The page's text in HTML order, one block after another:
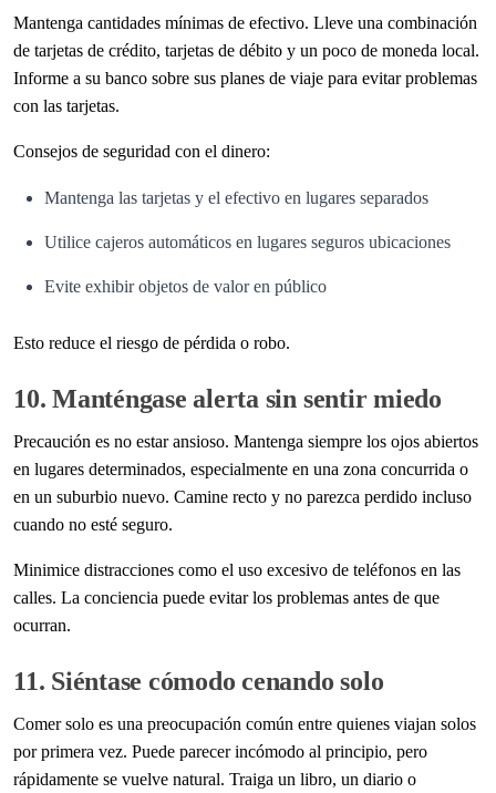
Mantenga cantidades mínimas de efectivo. Lleve una combinación
de tarjetas de crédito, tarjetas de débito y un poco de moneda local.
Informe a su banco sobre sus planes de viaje para evitar problemas
con las tarjetas.
Consejos de seguridad con el dinero:
Mantenga las tarjetas y el efectivo en lugares separados
Utilice cajeros automáticos en lugares seguros ubicaciones
Evite exhibir objetos de valor en público
Esto reduce el riesgo de pérdida o robo.
10. Manténgase alerta sin sentir miedo
Precaución es no estar ansioso. Mantenga siempre los ojos abiertos
en lugares determinados, especialmente en una zona concurrida o
en un suburbio nuevo. Camine recto y no parezca perdido incluso
cuando no esté seguro.
Minimice distracciones como el uso excesivo de teléfonos en las
calles. La conciencia puede evitar los problemas antes de que
ocurran.
11. Siéntase cómodo cenando solo
Comer solo es una preocupación común entre quienes viajan solos
por primera vez. Puede parecer incómodo al principio, pero
rápidamente se vuelve natural. Traiga un libro, un diario o